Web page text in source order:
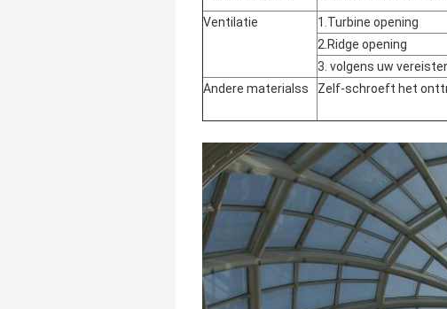
Ventilatie
1.Turbine opening
2.Ridge opening
3. volgens uw
Andere materialss
Zelf-schroeft het